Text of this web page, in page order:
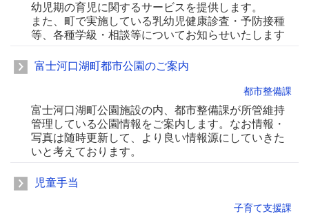
幼児期の育児に関するサービスを提供します。
また、町で実施している乳幼児健康診査・予防接種
等、各種学級・相談等についてお知らせいたします
富士河口湖町都市公園のご案内
都市整備課
富士河口湖町公園施設の内、都市整備課が所管維持
管理している公園情報をご案内します。なお情報・
写真は随時更新して、より良い情報源にしていきた
いと考えております。
児童手当
子育て支援課